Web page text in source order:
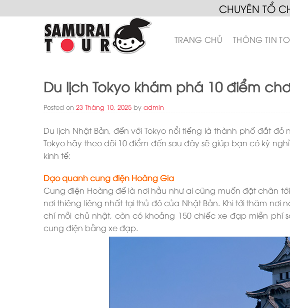
to
CHUYÊN TỔ
TRANG CHỦ THÔNG TIN
Du lịch Tokyo khám phá 10 điểm
Posted on 23 Tháng 10, 2025 by admin
Du lịch Nhật Bản, đến với Tokyo nổi tiếng là thành phố đắt
Tokyo hãy theo dõi 10 điểm đến sau đây sẽ giúp bạn có kỳ
kinh tế:
Dạo quanh cung điện Hoàng Gia
Cung điện Hoàng đế là nơi hầu như ai cũng muốn đặt chân
nơi thiêng liêng nhất tại thủ đô của Nhật Bản. Khi tới thăm nơi
chí mỗi chủ nhật, còn có khoảng 150 chiếc xe đạp miễn phí
cung điện bằng xe đạp.